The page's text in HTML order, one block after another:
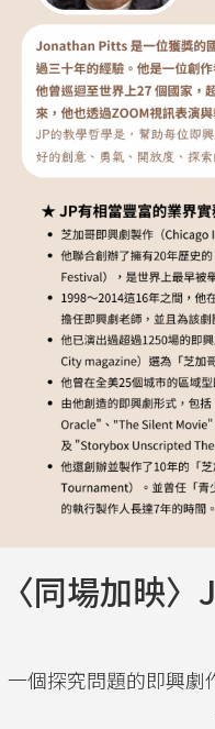
〈同場加映
一個探究問題的即興劇